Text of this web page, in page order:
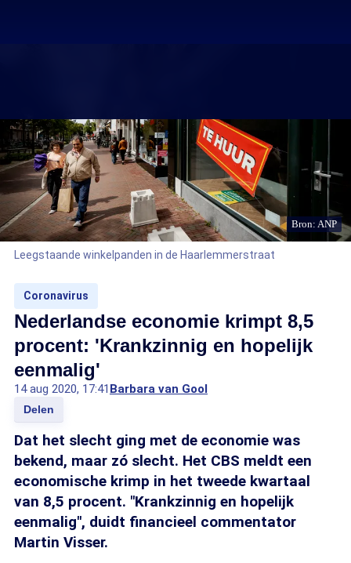
Bron: ANP
Leegstaande winkelpanden in de Haarlemmerstraat
Coronavirus
Nederlandse economie krimpt 8,5
procent: 'Krankzinnig en hopelijk
eenmalig'
14 aug 2020, 17:41 Barbara van Gool
Delen
Dat het slecht ging met de economie was
bekend, maar zó slecht. Het CBS meldt een
economische krimp in het tweede kwartaal
van 8,5 procent. "Krankzinnig en hopelijk
eenmalig", duidt financieel commentator
Martin Visser.